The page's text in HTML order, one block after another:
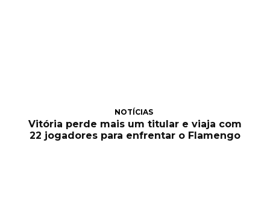
NOTÍCIAS
Vitória perde mais um titular e viaja com
22 jogadores para enfrentar o Flamengo